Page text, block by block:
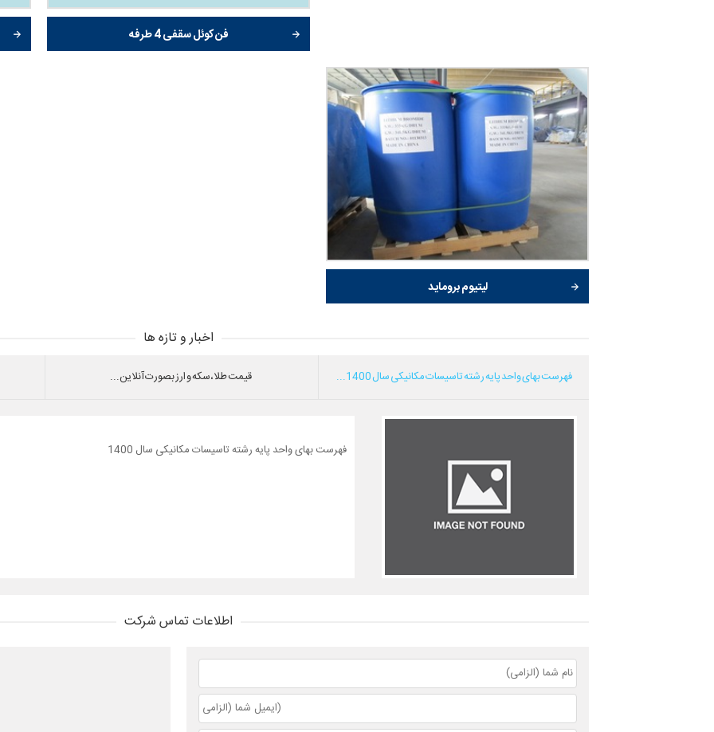
فن کوئل سقفی 4 طرفه
لیتیوم بروماید
اخبار و تازه ها
فهرست بهای واحد پایه رشته تاسیسات مکانیکی سال 1400... قیمت طلا،سکه و ارز بصورت آنلاین...
فهرست بهای واحد پایه رشته تاسیسات مکانیکی سال 1400
اطلاعات تماس شرکت